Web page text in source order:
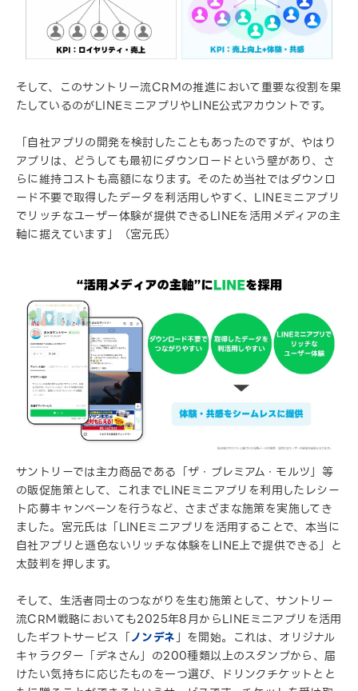
そして、このサントリー流CRMの推進において重要な役割を果
たしているのがLINEミニアプリやLINE公式アカウントです。
「自社アプリの開発を検討したこともあったのですが、やはり
アプリは、どうしても最初にダウンロードという壁があり、さ
らに維持コストも高額になります。そのため当社ではダウンロ
ード不要で取得したデータを利活用しやすく、LINEミニアプリ
でリッチなユーザー体験が提供できるLINEを活用メディアの主
軸に据えています」（宮元氏）
サントリーでは主⼒商品である「ザ・プレミアム・モルツ」等
の販促施策として、これまでLINEミニアプリを利⽤したレシー
ト応募キャンペーンを行うなど、さまざまな施策を実施してき
ました。宮元氏は「LINEミニアプリを活用することで、本当に
自社アプリと遜色ないリッチな体験をLINE上で提供できる」と
太鼓判を押します。
そして、生活者同士のつながりを生む施策として、サントリー
流CRM戦略においても2025年8月からLINEミニアプリを活用
したギフトサービス「ノンデネ」を開始。これは、オリジナル
キャラクター「デネさん」の200種類以上のスタンプから、届
けたい気持ちに応じたものを一つ選び、ドリンクチケットとと